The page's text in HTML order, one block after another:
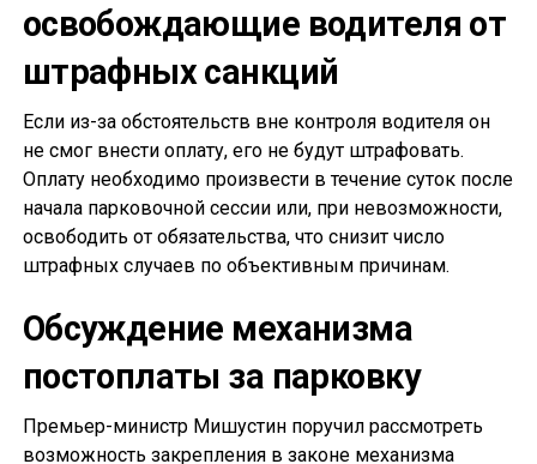
освобождающие водителя от
штрафных санкций
Если из-за обстоятельств вне контроля водителя он
не смог внести оплату, его не будут штрафовать.
Оплату необходимо произвести в течение суток после
начала парковочной сессии или, при невозможности,
освободить от обязательства, что снизит число
штрафных случаев по объективным причинам.
Обсуждение механизма
постоплаты за парковку
Премьер-министр Мишустин поручил рассмотреть
возможность закрепления в законе механизма